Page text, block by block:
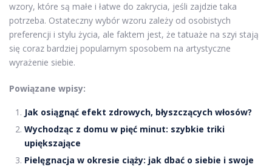
wzory, które są małe i łatwe do zakrycia, jeśli zajdzie taka
potrzeba. Ostateczny wybór wzoru zależy od osobistych
preferencji i stylu życia, ale faktem jest, że tatuaże na szyi stają
się coraz bardziej popularnym sposobem na artystyczne
wyrażenie siebie.
Powiązane wpisy:
Jak osiągnąć efekt zdrowych, błyszczących włosów?
Wychodząc z domu w pięć minut: szybkie triki
upiększające
Pielęgnacja w okresie ciąży: jak dbać o siebie i swoje